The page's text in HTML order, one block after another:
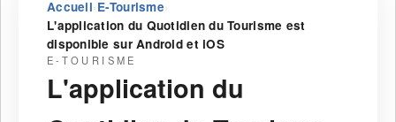
Accueil›E-Tourisme›
L'application du Quotidien du Tourisme est
disponible sur Android et iOS
E-TOURISME
L'application du